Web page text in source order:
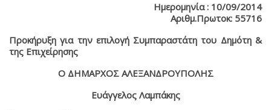
Ημερομηνία : 10/09/2014
Αριθμ.Πρωτοκ: 55716
Προκήρυξη για την επιλογή Συμπαραστάτη του Δημότη &
της Επιχείρησης
Ο ΔΗΜΑΡΧΟΣ ΑΛΕΞΑΝΔΡΟΥΠΟΛΗΣ
Ευάγγελος Λαμπάκης